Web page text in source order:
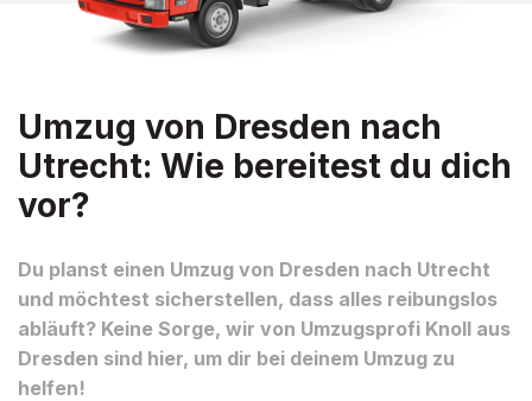
Umzug von Dresden nach
Utrecht: Wie bereitest du dich
vor?
Du planst einen Umzug von Dresden nach Utrecht
und möchtest sicherstellen, dass alles reibungslos
abläuft? Keine Sorge, wir von Umzugsprofi Knoll aus
Dresden sind hier, um dir bei deinem Umzug zu
helfen!